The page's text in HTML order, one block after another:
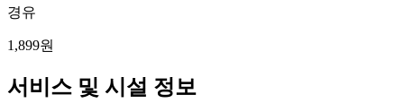
경유
1,899원
서비스 및 시설 정보